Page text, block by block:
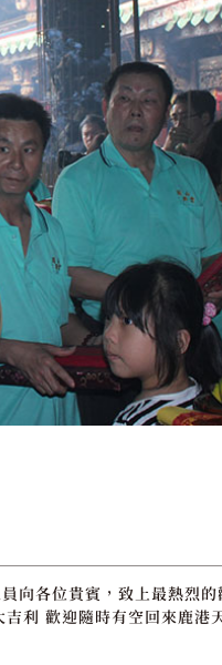
各位貴賓，致上最熱烈的
利 歡迎隨時有空回來鹿港